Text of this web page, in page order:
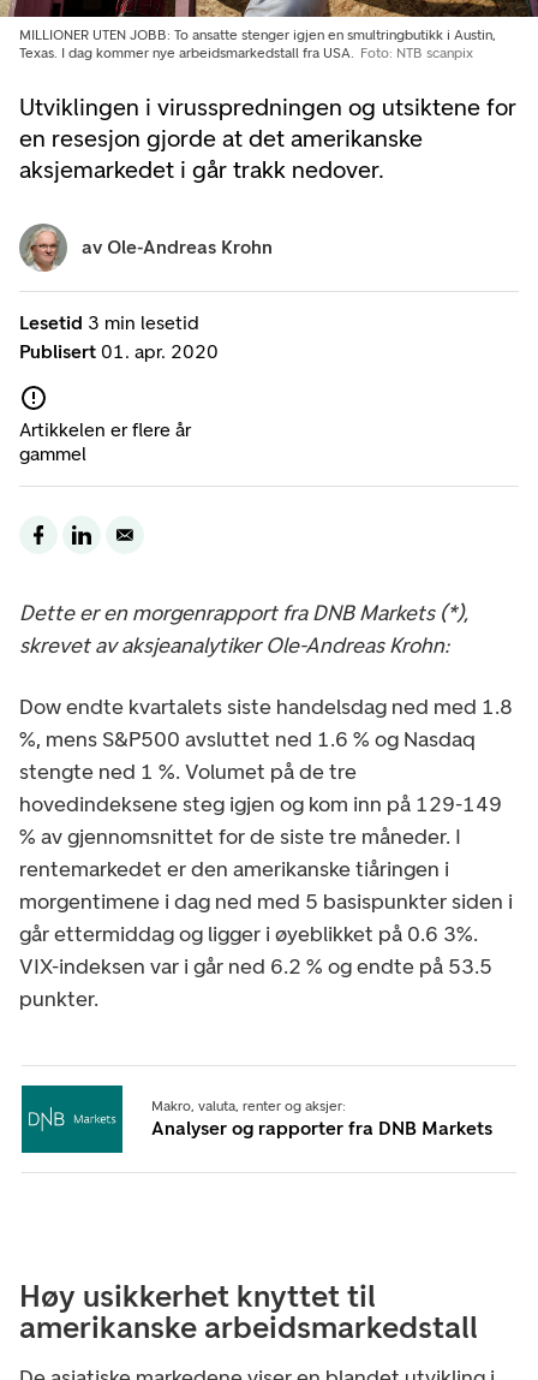
Utviklingen i virusspredningen og utsiktene for
en resesjon gjorde at det amerikanske
aksjemarkedet i går trakk nedover.
MILLIONER UTEN JOBB: To ansatte stenger igjen en smultringbutikk i Austin,
Texas. I dag kommer nye arbeidsmarkedstall fra USA. Foto: NTB scanpix
Lesetid 3 min lesetid
Publisert 01. apr. 2020
Artikkelen er flere år
gammel
av Ole-Andreas Krohn
Dette er en morgenrapport fra DNB Markets (*),
skrevet av aksjeanalytiker Ole-Andreas Krohn:
Dow endte kvartalets siste handelsdag ned med 1.8
%, mens S&P500 avsluttet ned 1.6 % og Nasdaq
stengte ned 1 %. Volumet på de tre
hovedindeksene steg igjen og kom inn på 129-149
% av gjennomsnittet for de siste tre måneder. I
rentemarkedet er den amerikanske tiåringen i
morgentimene i dag ned med 5 basispunkter siden i
går ettermiddag og ligger i øyeblikket på 0.6 3%.
VIX-indeksen var i går ned 6.2 % og endte på 53.5
punkter.
Makro, valuta, renter og aksjer:
Analyser og rapporter fra DNB Markets
Høy usikkerhet knyttet til
amerikanske arbeidsmarkedstall